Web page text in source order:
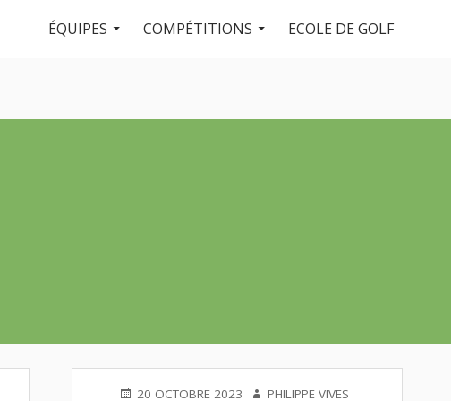
ÉQUIPES COMPÉTITIONS ECOLE DE GOLF
PUBLIÉ20 OCTOBRE 2023 AUTEUR
PHILIPPE VIVES